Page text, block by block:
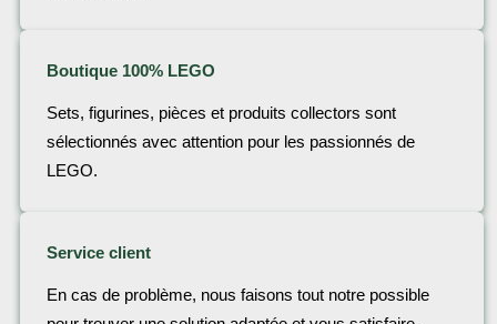
Boutique 100% LEGO
Sets, figurines, pièces et produits collectors sont
sélectionnés avec attention pour les passionnés de
LEGO.
Service client
En cas de problème, nous faisons tout notre possible